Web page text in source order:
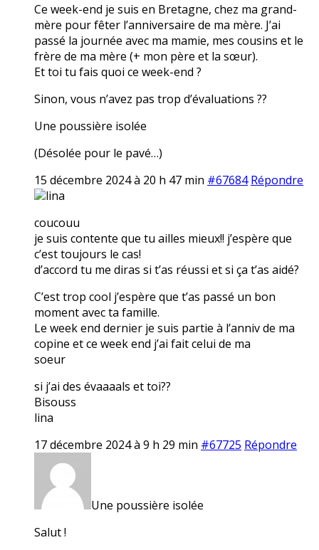
Ce week-end je suis en Bretagne, chez ma grand-
mère pour fêter l’anniversaire de ma mère. J’ai
passé la journée avec ma mamie, mes cousins et le
frère de ma mère (+ mon père et la sœur).
Et toi tu fais quoi ce week-end ?
Sinon, vous n’avez pas trop d’évaluations ??
Une poussière isolée
(Désolée pour le pavé…)
15 décembre 2024 à 20 h 47 min #67684 Répondre
lina
coucouu
je suis contente que tu ailles mieux!! j’espère que
c’est toujours le cas!
d’accord tu me diras si t’as réussi et si ça t’as aidé?
C’est trop cool j’espère que t’as passé un bon
moment avec ta famille.
Le week end dernier je suis partie à l’anniv de ma
copine et ce week end j’ai fait celui de ma
soeur
si j’ai des évaaaals et toi??
Bisouss
lina
17 décembre 2024 à 9 h 29 min #67725 Répondre
Une poussière isolée
Salut !